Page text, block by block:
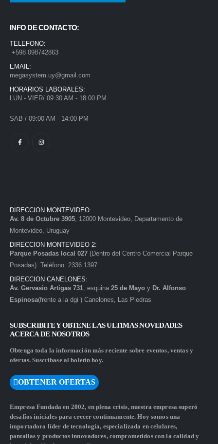
INFO DE CONTACTO:
TELEFONO:
+598 098742863
EMAIL:
megasystem.uy@gmail.com
HORARIOS LABORALES:
LUN - VIER/ 09:30 AM - 18:00 PM
SAB / 09:00 AM - 14:00 PM
DIRECCION MONTEVIDEO:
Av. 8 de Octubre 3905 , 12000 Montevideo, Departamento de
Montevideo, Uruguay
DIRECCION MONTEVIDEO 2:
Parque Posadas local 027 (Dentro del Centro Comercial Parque
Posadas). Teléfono: 2336 1397
DIRECCION CANELONES:
Av. Gervasio Artigas 731 , esquina 25 de Mayo y Dr. Alfonso
Espinosa(frente a la dgi ) Canelones, Las Piedras
SUBSCRIBITE Y OBTENE LAS ULTIMAS NOVEDADES
ACERCA DE NOSOTROS
Obtenga toda la información más reciente sobre eventos, ventas y
ofertas. Suscríbase al boletín hoy.
OBTENER OFERTAS
Empresa Fundada en 2002, en plena crisis, nuestra empresa superó
desafíos iniciales para crecer continuamente. Hoy somos una
importadora líder de tecnología, especializada en celulares,
pantallas y productos innovadores, comprometidos con la calidad y